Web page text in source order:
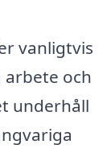
vanligtvis
och
underhåll